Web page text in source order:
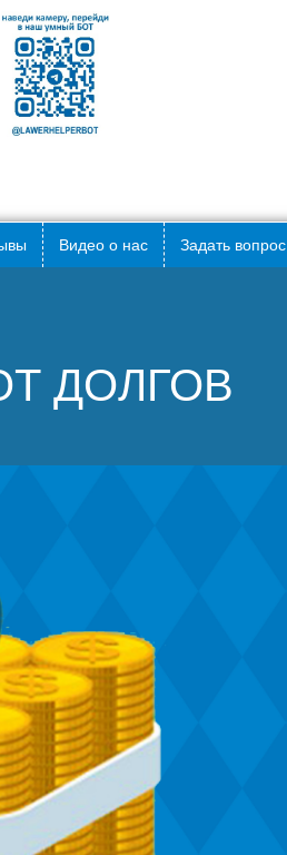
Видео о нас Задать вопрос
ДОЛГОВ